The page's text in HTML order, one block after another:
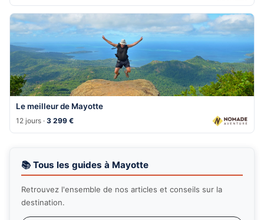
Le meilleur de Mayotte
12 jours ·3 299 €
📚 Tous les guides à Mayotte
Retrouvez l'ensemble de nos articles et conseils sur la
destination.